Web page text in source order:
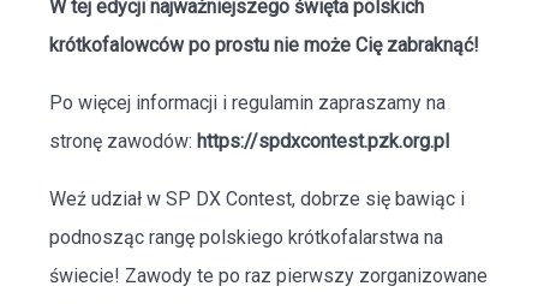
W tej edycji najważniejszego święta polskich
krótkofalowców po prostu nie może Cię zabraknąć!
Po więcej informacji i regulamin zapraszamy na
stronę zawodów: https://spdxcontest.pzk.org.pl
Weź udział w SP DX Contest, dobrze się bawiąc i
podnosząc rangę polskiego krótkofalarstwa na
świecie! Zawody te po raz pierwszy zorganizowane